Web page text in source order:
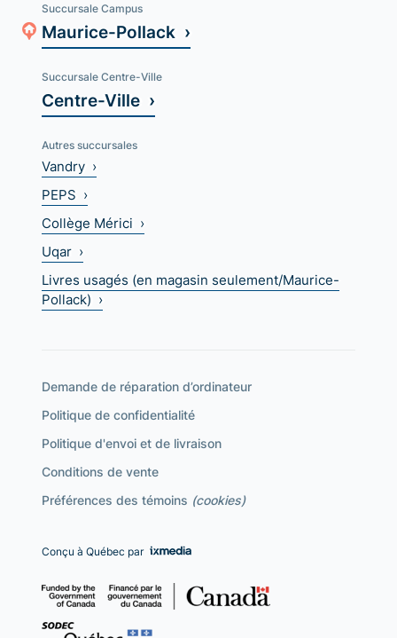
Succursale Campus
Maurice-Pollack ›
Succursale Centre-Ville
Centre-Ville ›
Autres succursales
Vandry ›
PEPS ›
Collège Mérici ›
Uqar ›
Livres usagés (en magasin seulement/Maurice-
Pollack) ›
Demande de réparation d’ordinateur
Politique de confidentialité
Politique d'envoi et de livraison
Conditions de vente
Préférences des témoins (cookies)
Conçu à Québec par